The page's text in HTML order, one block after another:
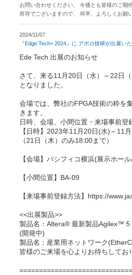
お問い合わせください。 今後とも皆様のご期
所存でございますので、 何卒、よろしくお願
2024/11/07
『Edge Tech+ 2024』に アポロ技研が出展い
Ede Tech 出展のお知らせ
さて、来る11月20日（水）～22日
となりました。
会場では、弊社のFPGA技術の粋を
きます。
日時、会場、小間位置・来場事前登
【日時】2023年11月20日(水)～
（21日（木）のみ18:00まで）
【会場】パシフィコ横浜(展示ホー
【小間位置】BA-09
【来場事前登録方法】https://
<<出展製品>>
製品名：Altera® 最新製品Agilex™ 5
(開発中)
製品名：産業用ネットワーク
皆様のご来場を心よりお待ちしてお